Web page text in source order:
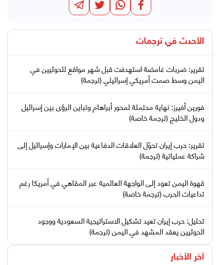
الأحدث في ترجمات
تقرير: ضربات غامضة استهدفت قبل شهر مواقع للحوثيين في
اليمن وسط صمت أمريكي إسرائيلي (ترجمة)
فورين أفيرز: نهاية محتملة لمحور أبراهام وتباين الرؤى بين إسرائيل
ودول الخليج (ترجمة خاصة)
تقرير: حرب إيران تحوّل العلاقات الدفاعية بين الإمارات وإسرائيل إلى
شراكة عملياتية (ترجمة)
قهوة اليمن تعود إلى الواجهة العالمية عبر المقاهي في أمريكا رغم
تداعيات الحرب (ترجمة خاصة)
تحليل: حرب إيران تعيد تشكيل الاستراتيجية السعودية ووجود
الحوثيين يعقد المشهد في اليمن (ترجمة)
آخر الأخبار